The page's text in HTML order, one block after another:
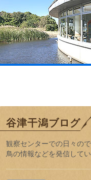
谷津干潟ブログ
観察センターでの⽇々の
⿃の情報などを発信してい